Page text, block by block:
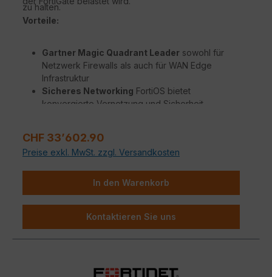
zu halten.
Vorteile:
Gartner Magic Quadrant Leader sowohl für
Netzwerk Firewalls als auch für WAN Edge
Infrastruktur
Sicheres Networking FortiOS bietet
konvergierte Vernetzung und Sicherheit
Sicherheit für Unternehmen
KI / ML-gestützten FortiGuard Dienstleistungen
jedes Edge jeder Größenordnung
Regulärer Preis:
CHF 33’602.90
Preise exkl. MwSt. zzgl. Versandkosten
In den Warenkorb
Kontaktieren Sie uns